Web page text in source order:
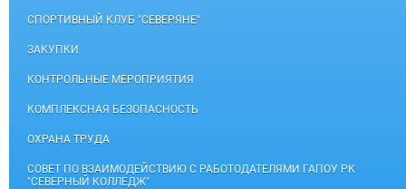
СПОРТИВНЫЙ КЛУБ "СЕВЕРЯНЕ"
ЗАКУПКИ
КОНТРОЛЬНЫЕ МЕРОПРИЯТИЯ
КОМПЛЕКСНАЯ БЕЗОПАСНОСТЬ
ОХРАНА ТРУДА
СОВЕТ ПО ВЗАИМОДЕЙСТВИЮ С РАБОТОДАТЕЛЯМИ ГАПОУ РК
"СЕВЕРНЫЙ КОЛЛЕДЖ"